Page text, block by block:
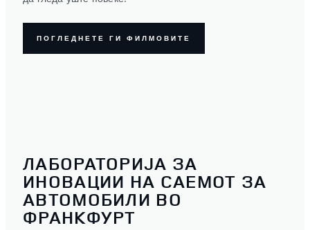
ПОГЛЕДНЕТЕ ГИ ФИЛМОВИТЕ
ЛАБОРАТОРИЈА ЗА
ИНОВАЦИИ НА САЕМОТ ЗА
АВТОМОБИЛИ ВО
ФРАНКФУРТ